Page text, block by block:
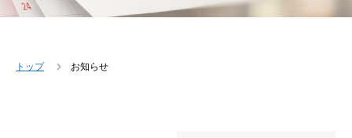
トップ お知らせ